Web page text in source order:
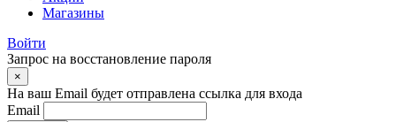
Магазины
Войти
Запрос на восстановление пароля
×
На ваш Email будет отправлена ссылка для входа
Email